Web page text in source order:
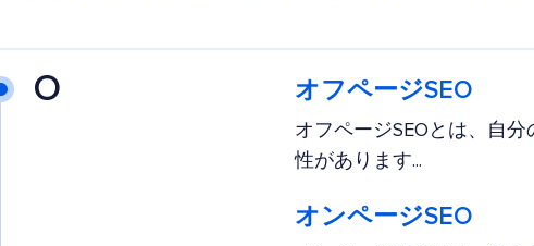
O オフページSEO
オフページSEOとは、自
性があります...
オンページSEO